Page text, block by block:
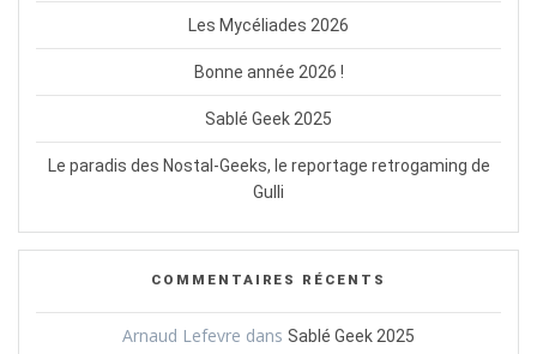
Les Mycéliades 2026
Bonne année 2026 !
Sablé Geek 2025
Le paradis des Nostal-Geeks, le reportage retrogaming de
Gulli
COMMENTAIRES RÉCENTS
Arnaud Lefevre dans Sablé Geek 2025